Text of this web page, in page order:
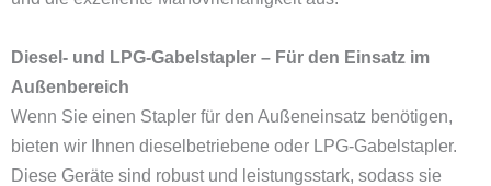
Diesel- und LPG-Gabelstapler – Für den Einsatz im
Außenbereich
Wenn Sie einen Stapler für den Außeneinsatz benötigen,
bieten wir Ihnen dieselbetriebene oder LPG-Gabelstapler.
Diese Geräte sind robust und leistungsstark, sodass sie